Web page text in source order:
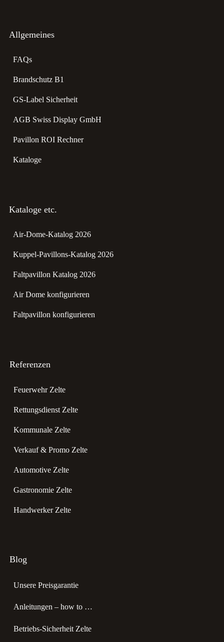
Allgemeines
FAQs
Brandschutz B1
GS-Label Sicherheit
AGB Swiss Display GmbH
Pavillon ROI Rechner
Kataloge
Kataloge etc.
Air-Dome-Katalog 2026
Kuppel-Pavillons-Katalog 2026
Faltpavillon Katalog 2026
Air Dome konfigurieren
Faltpavillon konfigurieren
Referenzen
Feuerwehr Zelte
Rettungsdienst Zelte
Kommunale Zelte
Verkauf & Promo Zelte
Automotive Zelte
Gastronomie Zelte
Handwerker Zelte
Blog
Unsere Preisgarantie
Anleitungen – how to …
Betriebs-Sicherheit Zelte